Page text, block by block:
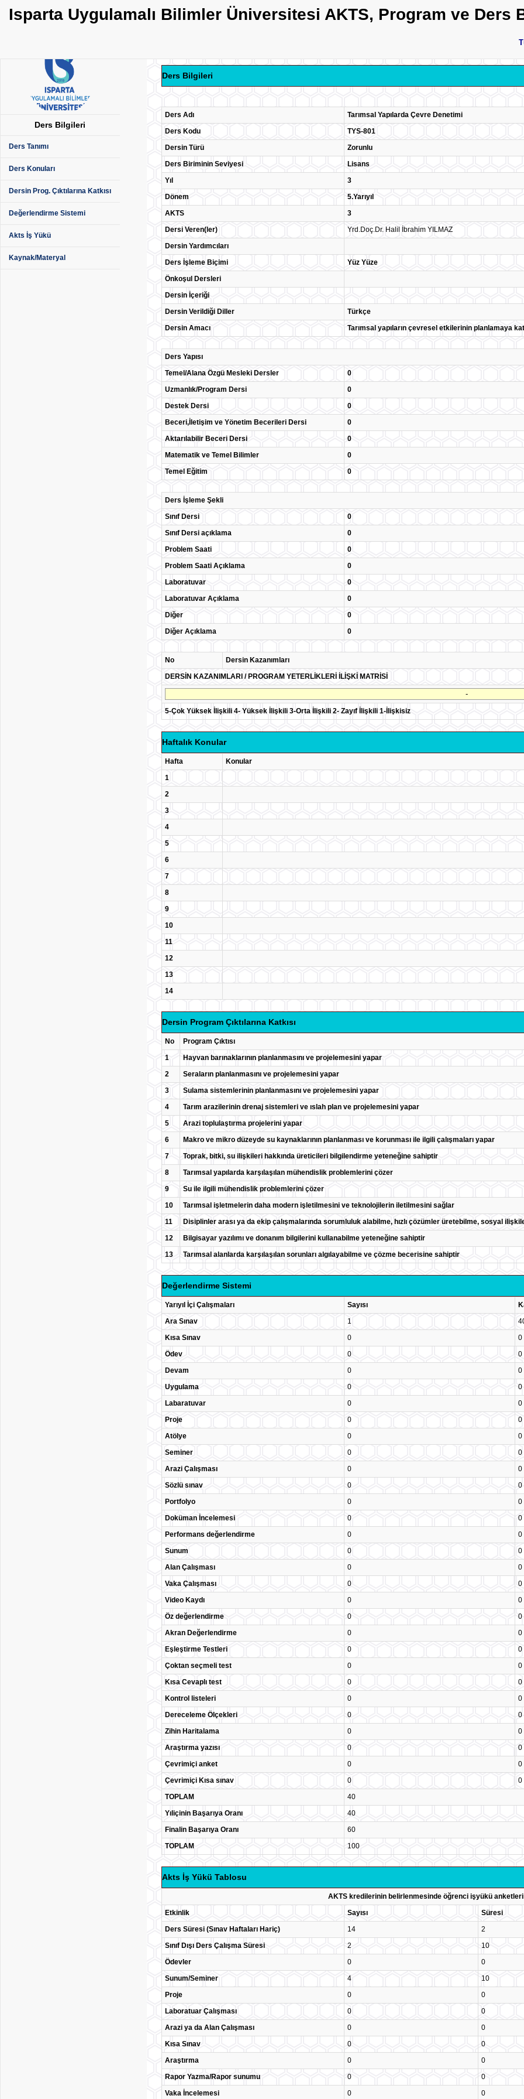
Isparta Uygulamalı Bilimler Üniversitesi AKTS, Program ve Ders
Ders Bilgileri
Ders Tanımı
Ders Konuları
Dersin Prog. Çıktılarına Katkısı
Değerlendirme Sistemi
Akts İş Yükü
Kaynak/Materyal
Ders Bilgileri
Ders Adı
Tarımsal Yapılarda Çevre Denetimi
Ders Kodu
TYS-801
Dersin Türü
Zorunlu
Ders Biriminin Seviyesi
Lisans
Yıl
3
Dönem
5.Yarıyıl
AKTS
3
Dersi Veren(ler)
Yrd.Doç.Dr. Halil İbrahim YILMAZ
Dersin Yardımcıları
Ders İşleme Biçimi
Yüz Yüze
Önkoşul Dersleri
Dersin İçeriği
Dersin Verildiği Diller
Türkçe
Dersin Amacı
Tarımsal yapıların çevresel etkilerinin planlamaya
Ders Yapısı
Temel/Alana Özgü Mesleki Dersler
0
Uzmanlık/Program Dersi
0
Destek Dersi
0
Beceri,İletişim ve Yönetim Becerileri Dersi
0
Aktarılabilir Beceri Dersi
0
Matematik ve Temel Bilimler
0
Temel Eğitim
0
Ders İşleme Şekli
Sınıf Dersi
0
Sınıf Dersi açıklama
0
Problem Saati
0
Problem Saati Açıklama
0
Laboratuvar
0
Laboratuvar Açıklama
0
Diğer
0
Diğer Açıklama
0
No
Dersin Kazanımları
DERSİN KAZANIMLARI / PROGRAM YETERLİKLERİ İLİŞKİ MATRİSİ
-
5-Çok Yüksek İlişkili 4- Yüksek İlişkili 3-Orta İlişkili 2- Zayıf İlişkili 1-İlişkisiz
Haftalık Konular
Hafta
Konular
1
2
3
4
5
6
7
8
9
10
11
12
13
14
Dersin Program Çıktılarına Katkısı
No
Program Çıktısı
1
Hayvan barınaklarının planlanmasını ve projelemesini yapar
2
Seraların planlanmasını ve projelemesini yapar
3
Sulama sistemlerinin planlanmasını ve projelemesini yapar
4
Tarım arazilerinin drenaj sistemleri ve ıslah plan ve projelemesini yapar
5
Arazi toplulaştırma projelerini yapar
6
Makro ve mikro düzeyde su kaynaklarının planlanması ve korunması ile ilgili çalışmaları yapar
7
Toprak, bitki, su ilişkileri hakkında üreticileri bilgilendirme yeteneğine sahiptir
8
Tarımsal yapılarda karşılaşılan mühendislik problemlerini çözer
9
Su ile ilgili mühendislik problemlerini çözer
10
Tarımsal işletmelerin daha modern işletilmesini ve teknolojilerin iletilmesini sağlar
11
Disiplinler arası ya da ekip çalışmalarında sorumluluk alabilme, hızlı çözümler üretebilme, sosyal
12
Bilgisayar yazılımı ve donanım bilgilerini kullanabilme yeteneğine sahiptir
13
Tarımsal alanlarda karşılaşılan sorunları algılayabilme ve çözme becerisine sahiptir
Değerlendirme Sistemi
Yarıyıl İçi Çalışmaları Sayısı
Ara Sınav
1
Kısa Sınav
0
0
Ödev
0
0
Devam
0
0
Uygulama
0
0
Labaratuvar
0
0
Proje
0
0
Atölye
0
0
Seminer
0
0
Arazi Çalışması
0
0
Sözlü sınav
0
0
Portfolyo
0
0
Doküman İncelemesi
0
0
Performans değerlendirme
0
0
Sunum
0
0
Alan Çalışması
0
0
Vaka Çalışması
0
0
Video Kaydı
0
0
Öz değerlendirme
0
0
Akran Değerlendirme
0
0
Eşleştirme Testleri
0
0
Çoktan seçmeli test
0
0
Kısa Cevaplı test
0
0
Kontrol listeleri
0
0
Dereceleme Ölçekleri
0
0
Zihin Haritalama
0
0
Araştırma yazısı
0
0
Çevrimiçi anket
0
0
Çevrimiçi Kısa sınav
0
0
TOPLAM
40
Yıliçinin Başarıya Oranı
40
Finalin Başarıya Oranı
60
TOPLAM
100
Akts İş Yükü Tablosu
AKTS kredilerinin belirlenmesinde öğrenci işyükü
Etkinlik
Sayısı
Süresi
Ders Süresi (Sınav Haftaları Hariç)
14
2
Sınıf Dışı Ders Çalışma Süresi
2
10
Ödevler
0
0
Sunum/Seminer
4
10
Proje
0
0
Laboratuar Çalışması
0
0
Arazi ya da Alan Çalışması
0
0
Kısa Sınav
0
0
Araştırma
0
0
Rapor Yazma/Rapor sunumu
0
0
Vaka İncelemesi
0 0